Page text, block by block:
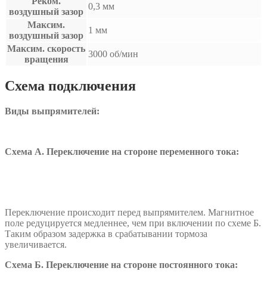
воздушный зазор
0,3 мм
Максим.
воздушный зазор
1 мм
Максим. скорость
вращения
3000 об/мин
Схема подключения
Виды выпрямителей:
Схема А. Переключение на стороне переменного тока:
Переключение происходит перед выпрямителем. Магнитное
поле редуцируется медленнее, чем при включении по схеме Б.
Таким образом задержка в срабатывании тормоза
увеличивается.
Схема Б. Переключение на стороне постоянного тока: